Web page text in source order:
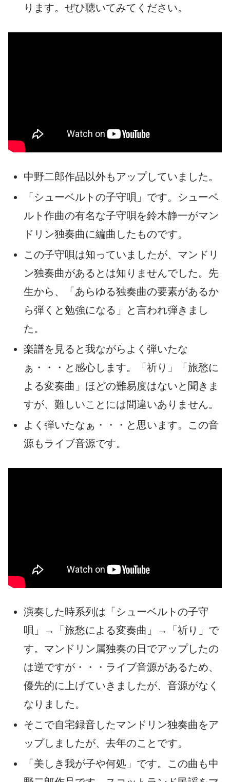
ります。ぜひ聴いてみてください。
中野二郎作品以外もアップしていました。
「シューベルトの子守唄」です。シューベ
ルト作曲の有名な子守唄を鈴木静一がマン
ドリン独奏曲に編曲したものです。
この子守唄は知っていましたが、マンドリ
ン独奏曲があるとは知りませんでした。先
生から、「あらゆる独奏曲の要素があるか
ら弾くと勉強になる」と言われ弾きまし
た。
楽譜を見ると我ながらよく弾いたな
ぁ・・・と感心します。「祈り」「旅愁に
よる変奏曲」ほどの難易度はないと聞きま
すが、難しいことには間違いありません。
よく弾いたなぁ・・・と思います。この音
源もライブ音源です。
演奏した時系列は「シューベルトの子守
唄」→「旅愁による変奏曲」→「祈り」で
す。マンドリン属独奏の日でアップしたの
は逆ですが・・・ライブ音源があるため、
優先的に上げていきましたが、音源がなく
なりました。
そこで自宅録音したマンドリン独奏曲をア
ップしましたが、去年のことです。
「美しき我が子や何処」です。この曲も中